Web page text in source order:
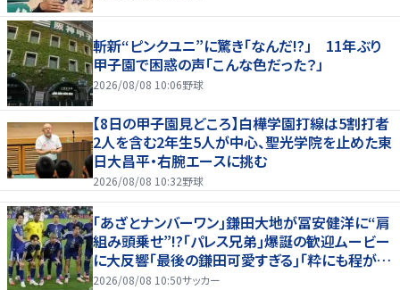
斬新“ピンクユニ”に驚き「なんだ!?」 11年ぶり
甲子園で困惑の声「こんな色だった？」
2026/08/08 10:06野球
【8日の甲子園見どころ】白樺学園打線は5割打者
2人を含む2年生5人が中心、聖光学院を止めた東
日大昌平・右腕エースに挑む
2026/08/08 10:32野球
｢あざとナンバーワン｣鎌田大地が冨安健洋に“肩
組み頭乗せ”!?｢パレス兄弟｣爆誕の歓迎ムービー
に大反響｢最後の鎌田可愛すぎる｣｢粋にも程があ
る！」
2026/08/08 10:50サッカー